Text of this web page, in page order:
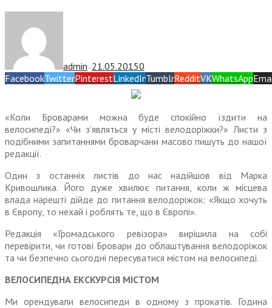
admin — 21.05.20150
FacebookTwitterPinterestLinkedInTumblrRedditVKWhatsApp
«Коли Броварами можна буде спокійно їздити на
велосипеді?» «Чи з’являться у місті велодоріжки?» Листи з
подібними запитаннями броварчани масово пишуть до нашої
редакції.
Один з останніх листів до нас надійшов від Марка
Кривошлика. Його дуже хвилює питання, коли ж місцева
влада нарешті дійде до питання велодоріжок: «Якщо хочуть
в Європу, то нехай і роблять те, що в Європі».
Редакція «Громадського ревізора» вирішила на собі
перевірити, чи готові Бровари до облаштування велодоріжок
та чи безпечно сьогодні пере­суватися містом на велосипеді.
ВЕЛОСИПЕДНА ЕКСКУРСІЯ МІСТОМ
Ми орендували велосипеди в одному з прокатів. Година